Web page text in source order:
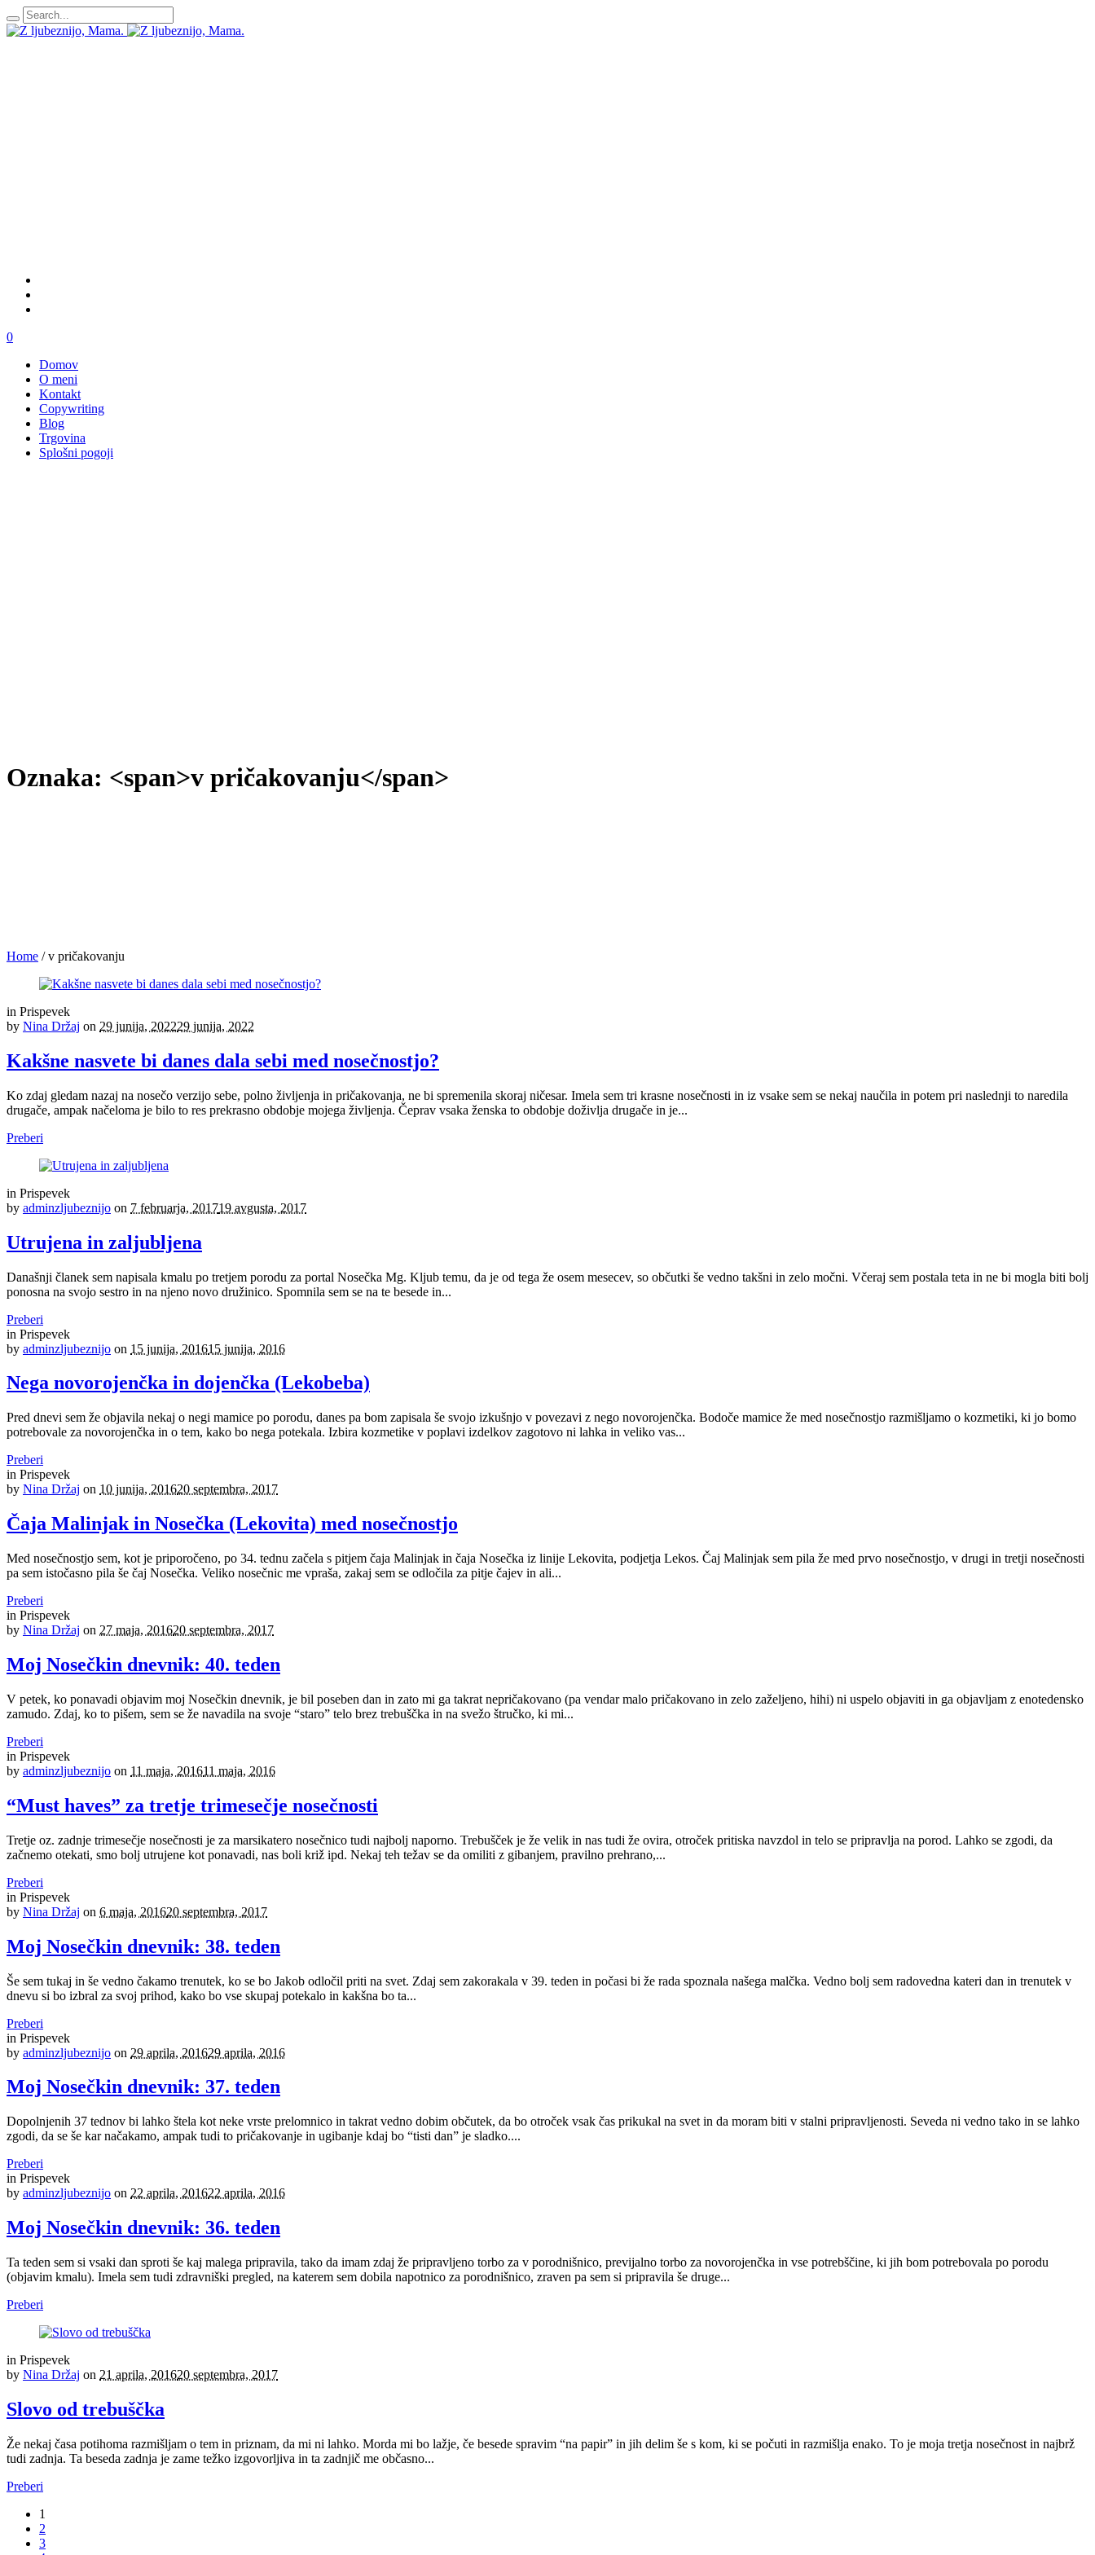
0
Domov
O meni
Kontakt
Copywriting
Blog
Trgovina
Splošni pogoji
Oznaka: <span>v pričakovanju</span>
Home /v pričakovanju
in Prispevek
by Nina Držaj on 29 junija, 202229 junija, 2022
Kakšne nasvete bi danes dala sebi med nosečnostjo?
Ko zdaj gledam nazaj na nosečo verzijo sebe, polno življenja in pričakovanja, ne bi spremenila skoraj ničesar. Imela sem tri krasne nosečnosti in iz vsake sem se nekaj naučila in potem pri naslednji to naredila
drugače, ampak načeloma je bilo to res prekrasno obdobje mojega življenja. Čeprav vsaka ženska to obdobje doživlja drugače in je...
Preberi
in Prispevek
by adminzljubeznijo on 7 februarja, 201719 avgusta, 2017
Utrujena in zaljubljena
Današnji članek sem napisala kmalu po tretjem porodu za portal Nosečka Mg. Kljub temu, da je od tega že osem mesecev, so občutki še vedno takšni in zelo močni. Včeraj sem postala teta in ne bi mogla biti bolj
ponosna na svojo sestro in na njeno novo družinico. Spomnila sem se na te besede in...
Preberi
in Prispevek
by adminzljubeznijo on 15 junija, 201615 junija, 2016
Nega novorojenčka in dojenčka (Lekobeba)
Pred dnevi sem že objavila nekaj o negi mamice po porodu, danes pa bom zapisala še svojo izkušnjo v povezavi z nego novorojenčka. Bodoče mamice že med nosečnostjo razmišljamo o kozmetiki, ki jo bomo
potrebovale za novorojenčka in o tem, kako bo nega potekala. Izbira kozmetike v poplavi izdelkov zagotovo ni lahka in veliko vas...
Preberi
in Prispevek
by Nina Držaj on 10 junija, 201620 septembra, 2017
Čaja Malinjak in Nosečka (Lekovita) med nosečnostjo
Med nosečnostjo sem, kot je priporočeno, po 34. tednu začela s pitjem čaja Malinjak in čaja Nosečka iz linije Lekovita, podjetja Lekos. Čaj Malinjak sem pila že med prvo nosečnostjo, v drugi in tretji nosečnosti
pa sem istočasno pila še čaj Nosečka. Veliko nosečnic me vpraša, zakaj sem se odločila za pitje čajev in ali...
Preberi
in Prispevek
by Nina Držaj on 27 maja, 201620 septembra, 2017
Moj Nosečkin dnevnik: 40. teden
V petek, ko ponavadi objavim moj Nosečkin dnevnik, je bil poseben dan in zato mi ga takrat nepričakovano (pa vendar malo pričakovano in zelo zaželjeno, hihi) ni uspelo objaviti in ga objavljam z enotedensko
zamudo. Zdaj, ko to pišem, sem se že navadila na svoje “staro” telo brez trebuščka in na svežo štručko, ki mi...
Preberi
in Prispevek
by adminzljubeznijo on 11 maja, 201611 maja, 2016
“Must haves” za tretje trimesečje nosečnosti
Tretje oz. zadnje trimesečje nosečnosti je za marsikatero nosečnico tudi najbolj naporno. Trebušček je že velik in nas tudi že ovira, otroček pritiska navzdol in telo se pripravlja na porod. Lahko se zgodi, da
začnemo otekati, smo bolj utrujene kot ponavadi, nas boli križ ipd. Nekaj teh težav se da omiliti z gibanjem, pravilno prehrano,...
Preberi
in Prispevek
by Nina Držaj on 6 maja, 201620 septembra, 2017
Moj Nosečkin dnevnik: 38. teden
Še sem tukaj in še vedno čakamo trenutek, ko se bo Jakob odločil priti na svet. Zdaj sem zakorakala v 39. teden in počasi bi že rada spoznala našega malčka. Vedno bolj sem radovedna kateri dan in trenutek v
dnevu si bo izbral za svoj prihod, kako bo vse skupaj potekalo in kakšna bo ta...
Preberi
in Prispevek
by adminzljubeznijo on 29 aprila, 201629 aprila, 2016
Moj Nosečkin dnevnik: 37. teden
Dopolnjenih 37 tednov bi lahko štela kot neke vrste prelomnico in takrat vedno dobim občutek, da bo otroček vsak čas prikukal na svet in da moram biti v stalni pripravljenosti. Seveda ni vedno tako in se lahko
zgodi, da se še kar načakamo, ampak tudi to pričakovanje in ugibanje kdaj bo “tisti dan” je sladko....
Preberi
in Prispevek
by adminzljubeznijo on 22 aprila, 201622 aprila, 2016
Moj Nosečkin dnevnik: 36. teden
Ta teden sem si vsaki dan sproti še kaj malega pripravila, tako da imam zdaj že pripravljeno torbo za v porodnišnico, previjalno torbo za novorojenčka in vse potrebščine, ki jih bom potrebovala po porodu
(objavim kmalu). Imela sem tudi zdravniški pregled, na katerem sem dobila napotnico za porodnišnico, zraven pa sem si pripravila še druge...
Preberi
in Prispevek
by Nina Držaj on 21 aprila, 201620 septembra, 2017
Slovo od trebuščka
Že nekaj časa potihoma razmišljam o tem in priznam, da mi ni lahko. Morda mi bo lažje, če besede spravim “na papir” in jih delim še s kom, ki se počuti in razmišlja enako. To je moja tretja nosečnost in najbrž
tudi zadnja. Ta beseda zadnja je zame težko izgovorljiva in ta zadnjič me občasno...
Preberi
1
2
3